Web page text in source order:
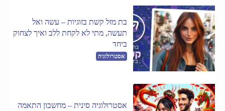
בת מזל קשת בזוגיות – עשה ואל
תעשה, מתי לא לקחת ללב ואיך לצחוק
ביחד
אסטרולוגיה
אסטרולוגיה סינית – מחשבון התאמה